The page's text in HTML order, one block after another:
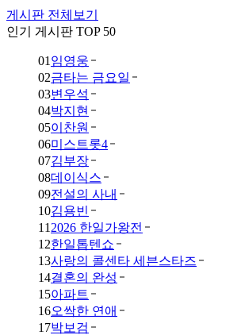
게시판 전체보기
인기 게시판 TOP 50
01 임영웅
02금타는 금요일
03변우석
04박지현
05이찬원
06미스트롯4
07김부장
08데이식스
09전설의 사내
10김용빈
11 2026 한일가왕전
12한일톱텐쇼
13사랑의 콜센타 세븐스타즈
14결혼의 완성
15아파트
16오싹한 연애
17박보검